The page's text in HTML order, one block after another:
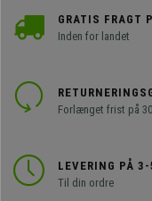
GRATIS FRAGT
Inden for landet
Forlænget frist på
LEVERING PÅ 3-
Til din ordre